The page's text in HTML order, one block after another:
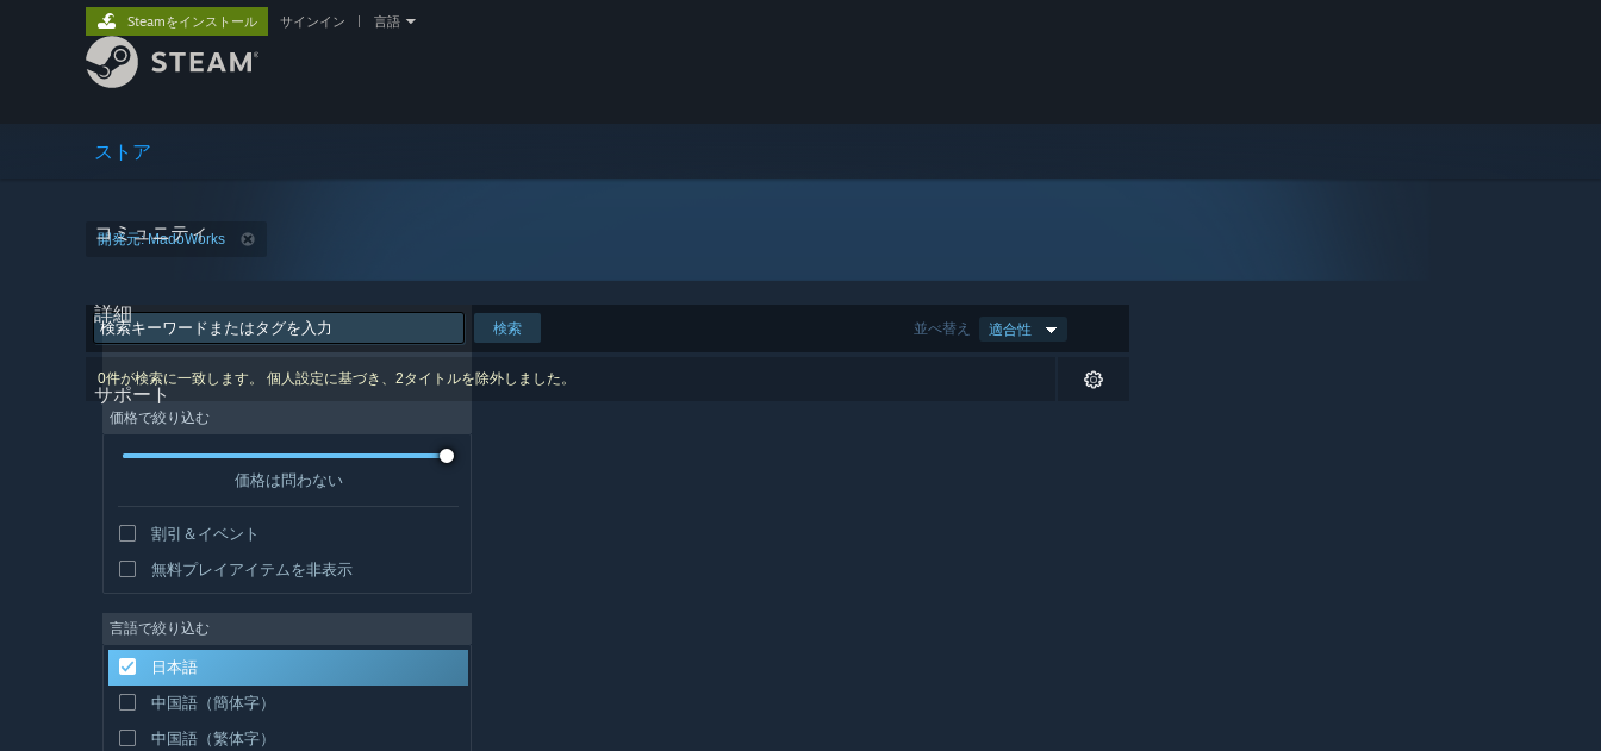
ストア
コミュニティ
詳細
サポート
Steamをインストール サインイン 言語
開発元: MadoWorks
並べ替え 適合性
検索
0件が検索に一致します。 個人設定に基づき、2タイトルを除外しました。
価格で絞り込む
価格は問わない
割引＆イベント
無料プレイアイテムを非表示
言語で絞り込む
日本語
中国語（簡体字）
中国語（繁体字）